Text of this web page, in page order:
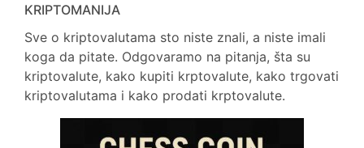
KRIPTOMANIJA
Sve o kriptovalutama sto niste znali, a niste imali
koga da pitate. Odgovaramo na pitanja, šta su
kriptovalute, kako kupiti krptovalute, kako trgovati
kriptovalutama i kako prodati krptovalute.